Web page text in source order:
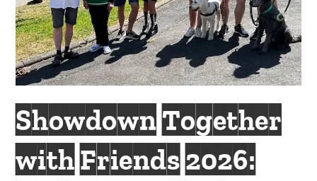
Showdown Together
with Friends 2026: